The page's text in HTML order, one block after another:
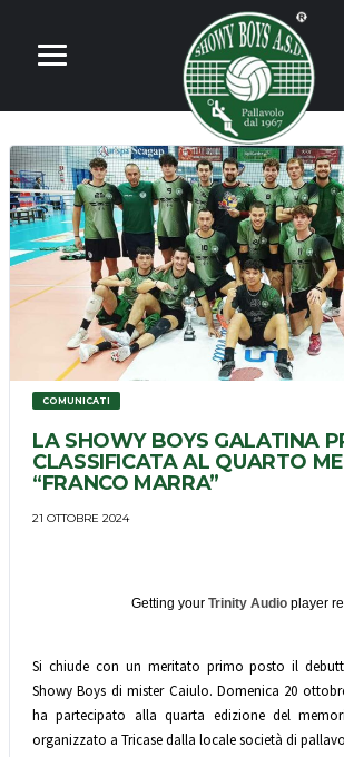
COMUNICATI
LA SHOWY BOYS GALATINA
CLASSIFICATA AL QUARTO
“FRANCO MARRA”
21 OTTOBRE 2024
Getting your Trinity Audioplayer
Si chiude con un meritato primo posto il
Showy Boys di mister Caiulo. Domenica 20
ha partecipato alla quarta edizione del
organizzato a Tricase dalla locale società di